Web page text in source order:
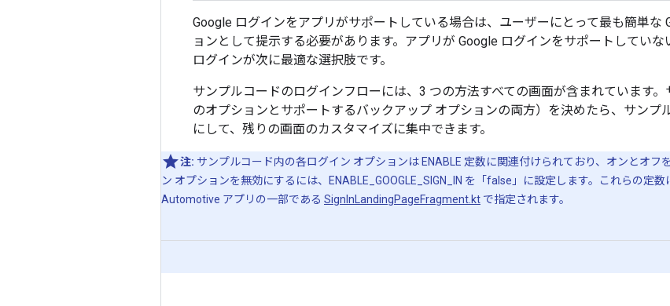
Google ログインをアプリがサポートしている場合は、ユーザーにとって最も簡単な
ョンとして提示する必要があります。アプリが Google ログインをサポートしてい
ログインが次に最適な選択肢です。
サンプルコードのログインフローには、3 つの方法すべての画面が含まれています
のオプションとサポートするバックアップ オプションの両方）を決めたら、サンプ
にして、残りの画面のカスタマイズに集中できます。
注: サンプルコード内の各ログイン オプションは ENABLE 定数に関連付けられており、オンとオフ
ン オプションを無効にするには、ENABLE_GOOGLE_SIGN_IN を「false」に設定します。これらの定
Automotive アプリの一部である SignInLandingPageFragment.kt で指定されます。